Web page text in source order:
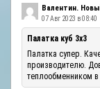
Валентин.
07 Авг 2023 в 08:40
Палатка куб 3х3
Палатка супер.
производителю.
теплообменником в